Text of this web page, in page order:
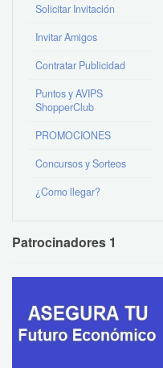
Solicitar Invitación
Invitar Amigos
Contratar Publicidad
Puntos y AVIPS
ShopperClub
PROMOCIONES
Concursos y Sorteos
¿Como llegar?
Patrocinadores 1